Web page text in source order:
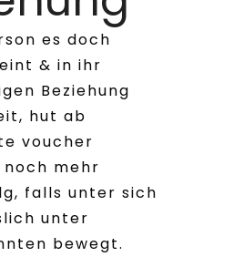
es doch
& in ihr
Beziehung
hut ab
voucher
mehr
falls unter sich
unter
bewegt.